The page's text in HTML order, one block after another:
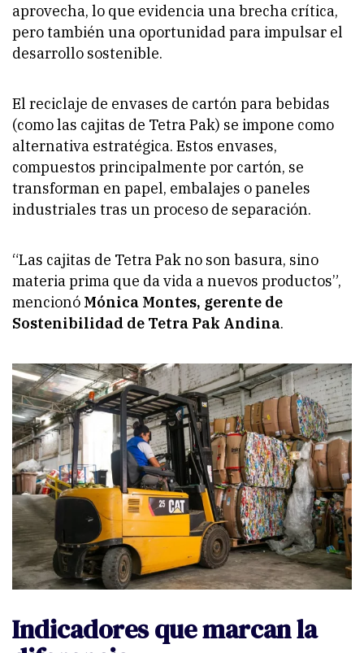
aprovecha, lo que evidencia una brecha crítica,
pero también una oportunidad para impulsar el
desarrollo sostenible.
El reciclaje de envases de cartón para bebidas
(como las cajitas de Tetra Pak) se impone como
alternativa estratégica. Estos envases,
compuestos principalmente por cartón, se
transforman en papel, embalajes o paneles
industriales tras un proceso de separación.
“Las cajitas de Tetra Pak no son basura, sino
materia prima que da vida a nuevos productos”,
mencionó Mónica Montes, gerente de
Sostenibilidad de Tetra Pak Andina.
Indicadores que marcan la